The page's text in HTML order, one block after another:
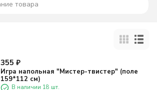
355 ₽
Игра напольная "Мистер-твистер" (поле
159*112 см)
В наличии 18 шт.